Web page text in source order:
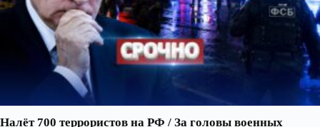
Налёт 700 террористов на РФ / За головы военных